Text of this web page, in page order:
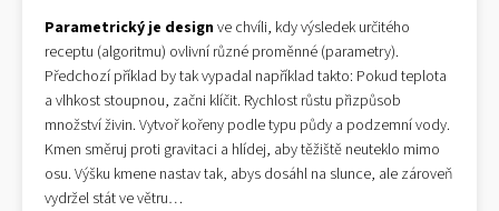
Parametrický je designve chvíli, kdy výsledek určitého
receptu (algoritmu) ovlivní různé proměnné (parametry).
Předchozí příklad by tak vypadal například takto: Pokud teplota
a vlhkost stoupnou, začni klíčit. Rychlost růstu přizpůsob
množství živin. Vytvoř kořeny podle typu půdy a podzemní vody.
Kmen směruj proti gravitaci a hlídej, aby těžiště neuteklo mimo
osu. Výšku kmene nastav tak, abys dosáhl na slunce, ale zároveň
vydržel stát ve větru…